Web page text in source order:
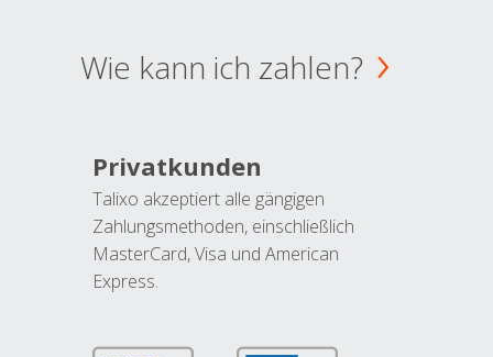
Wie kann ich zahlen?
Privatkunden
Talixo akzeptiert alle gängigen
Zahlungsmethoden, einschließlich
MasterCard, Visa und American
Express.